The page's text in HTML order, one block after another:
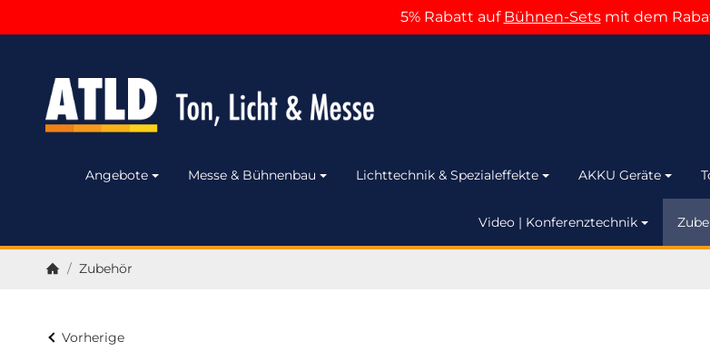
5% Rabatt auf Bühnen-Setsmit dem
Angebote Messe & Bühnenbau Lichttechnik & Spezialeffekte AKKU Geräte
Video | Konferenztechnik
/ Zubehör
Vorherige